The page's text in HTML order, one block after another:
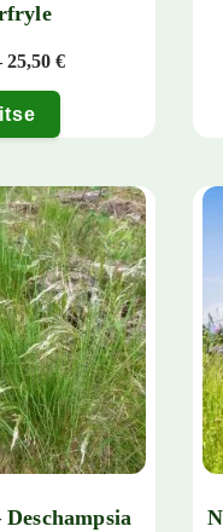
25,50 €Hintaluokka: 5,90 €